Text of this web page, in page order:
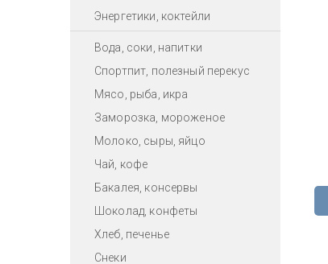
Энергетики, коктейли
Вода, соки, напитки
Спортпит, полезный перекус
Мясо, рыба, икра
Заморозка, мороженое
Молоко, сыры, яйцо
Чай, кофе
Бакалея, консервы
Шоколад, конфеты
Хлеб, печенье
Снеки